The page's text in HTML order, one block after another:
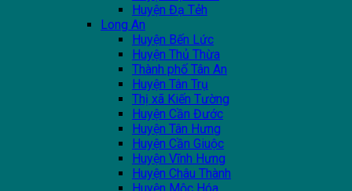
Huyện Đạ Tẻh
Long An
Huyện Bến Lức
Huyện Thủ Thừa
Thành phố Tân An
Huyện Tân Trụ
Thị xã Kiến Tường
Huyện Cần Đước
Huyện Tân Hưng
Huyện Cần Giuộc
Huyện Vĩnh Hưng
Huyện Châu Thành